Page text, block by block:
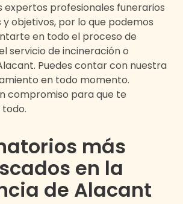
expertos profesionales funerarios
objetivos, por lo que podemos
en todo el proceso de
servicio de incineración o
. Puedes contar con nuestra
en todo momento.
compromiso para que te
más
en la
de Alacant